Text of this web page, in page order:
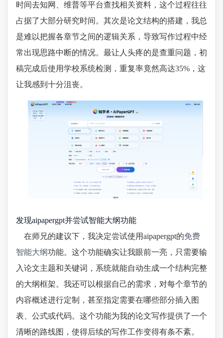
时间去知网、维普等平台查找相关资料，这个过程往往
占据了大部分研究时间。其次是论文结构的搭建，我总
是难以把握各章节之间的逻辑关系，导致写作过程中经
常出现思路中断的情况。最让人头疼的是查重问题，初
稿完成后使用学校系统检测，重复率竟然高达35%，这
让我感到十分沮丧。
发现aipapergpt并尝试智能大纲功能
在师兄的建议下，我决定尝试使用aipapergpt的免费
智能大纲功能。这个功能确实让我眼前一亮，只需要输
入论文主题和关键词，系统就能自动生成一个结构完整
的大纲框架。我还可以根据自己的需求，对每个章节的
内容概述进行定制，甚至指定需要在哪些部分插入图
表、公式或代码。这个功能为我的论文写作提供了一个
清晰的路线图，使得后续的写作工作变得有条不紊。